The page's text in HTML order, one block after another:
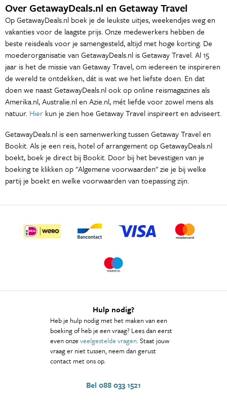
Over GetawayDeals.nl en Getaway Travel
Op GetawayDeals.nl boek je de leukste uitjes, weekendjes weg en
vakanties voor de laagste prijs. Onze medewerkers hebben de
beste reisdeals voor je samengesteld, altijd met hoge korting. De
moederorganisatie van GetawayDeals.nl is Getaway Travel. Al 15
jaar is het de missie van Getaway Travel, om iedereen te inspireren
de wereld te ontdekken, dát is wat we het liefste doen. En dat
doen we naast GetawayDeals.nl ook op online reismagazines als
Amerika.nl, Australie.nl en Azie.nl, mét liefde voor zowel mens als
natuur. Hier kun je zien hoe Getaway Travel inspireert en adviseert.
GetawayDeals.nl is een samenwerking tussen Getaway Travel en
Bookit. Als je een reis, hotel of arrangement op GetawayDeals.nl
boekt, boek je direct bij Bookit. Door bij het bevestigen van je
boeking te klikken op "Algemene voorwaarden" zie je bij welke
partij je boekt en welke voorwaarden van toepassing zijn.
Hulp nodig?
Heb je hulp nodig met het maken van een
boeking of heb je een vraag? Lees dan eerst
even onze veelgestelde vragen. Staat jouw
vraag er niet tussen, neem dan gerust
contact met ons op.
Bel 088 033 1521